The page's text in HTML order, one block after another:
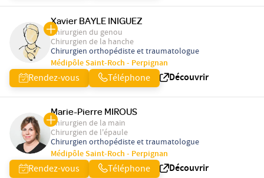
Xavier BAYLE INIGUEZ
Chirurgien du genou
Chirurgien de la hanche
Chirurgien orthopédiste et traumatologue
Médipôle Saint-Roch - Perpignan
Rendez-vous Téléphone Découvrir
Marie-Pierre MIROUS
Chirurgien de la main
Chirurgien de l'épaule
Chirurgien orthopédiste et traumatologue
Médipôle Saint-Roch - Perpignan
Rendez-vous Téléphone Découvrir